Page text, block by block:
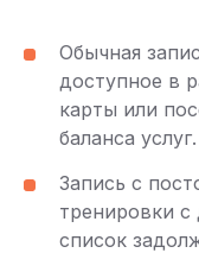
Обычная
доступное в
карты или
баланса услуг.
Запись с
тренировки
список